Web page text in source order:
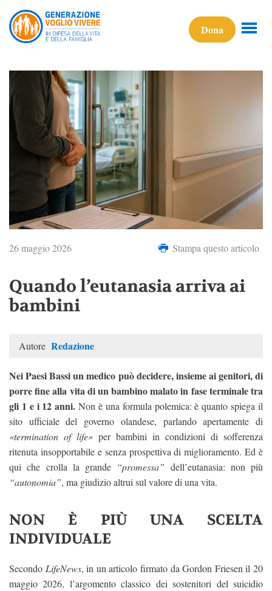
Dona
26 maggio 2026 Stampa questo articolo
Quando l’eutanasia arriva ai
bambini
Autore Redazione
Nei Paesi Bassi un medico può decidere, insieme ai genitori, di
porre fine alla vita di un bambino malato in fase terminale tra
gli 1 e i 12 anni. Non è una formula polemica: è quanto spiega il
sito ufficiale del governo olandese, parlando apertamente di
«termination of life» per bambini in condizioni di sofferenza
ritenuta insopportabile e senza prospettiva di miglioramento. Ed è
qui che crolla la grande “promessa” dell’eutanasia: non più
“autonomia”, ma giudizio altrui sul valore di una vita.
NON È PIÙ UNA SCELTA
INDIVIDUALE
Secondo LifeNews, in un articolo firmato da Gordon Friesen il 20
maggio 2026, l’argomento classico dei sostenitori del suicidio